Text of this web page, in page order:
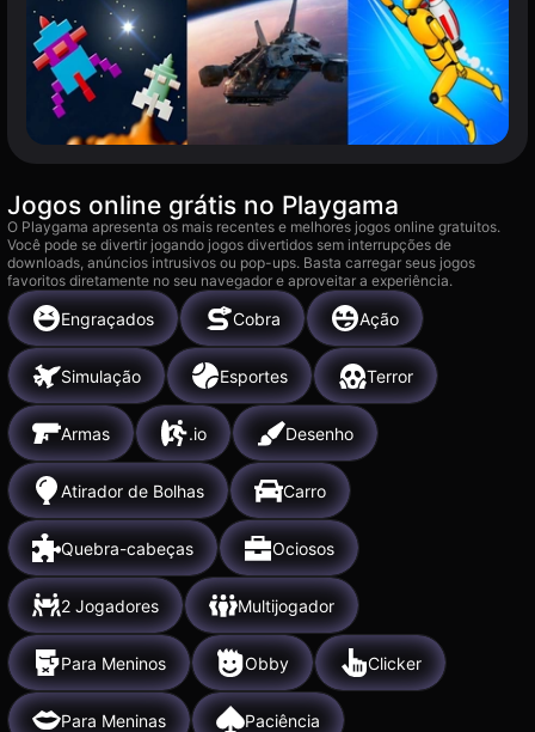
Jogos online grátis no Playgama
O Playgama apresenta os mais recentes e melhores jogos online gratuitos.
Você pode se divertir jogando jogos divertidos sem interrupções de
downloads, anúncios intrusivos ou pop-ups. Basta carregar seus jogos
favoritos diretamente no seu navegador e aproveitar a experiência.
Engraçados Cobra Ação
Simulação Esportes Terror
Armas .io Desenho
Atirador de Bolhas Carro
Quebra-cabeças Ociosos
2 Jogadores Multijogador
Para Meninos Obby Clicker
Para Meninas Paciência